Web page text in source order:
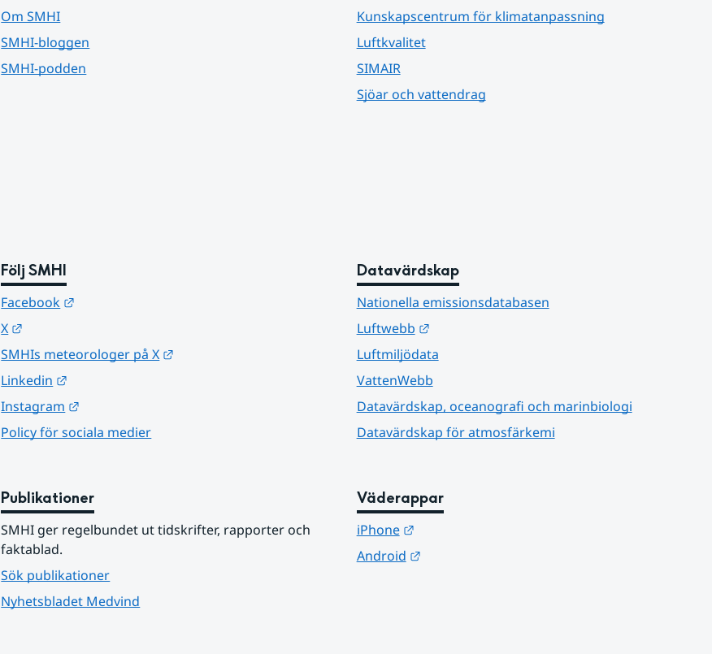
Om SMHI
SMHI-bloggen
SMHI-podden
Kunskapscentrum för klimatanpassning
Luftkvalitet
SIMAIR
Sjöar och vattendrag
Följ SMHI
Facebook
X
SMHIs meteorologer på X
Linkedin
Instagram
Policy för sociala medier
Datavärdskap
Nationella emissionsdatabasen
Luftwebb
Länk till annan webbplats.
Luftmiljödata
VattenWebb
Datavärdskap, oceanografi och marinbiologi
Datavärdskap för atmosfärkemi
Publikationer
SMHI ger regelbundet ut tidskrifter, rapporter och
faktablad.
Sök publikationer
Nyhetsbladet Medvind
Väderappar
iPhone
Länk till annan webbplats.
Android
Länk till annan webbplats.